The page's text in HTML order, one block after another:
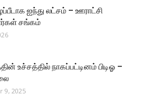
ஐந்து லட்சம் – ஊராட்சி
சங்கம்
உச்சத்தில் நாகப்பட்டினம் பிடிஓ –
9, 2025